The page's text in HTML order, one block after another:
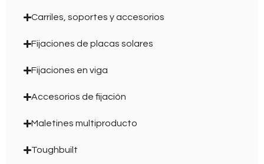
Carriles, soportes y accesorios
Fijaciones de placas solares
Fijaciones en viga
Accesorios de fijación
Maletines multiproducto
Toughbuilt